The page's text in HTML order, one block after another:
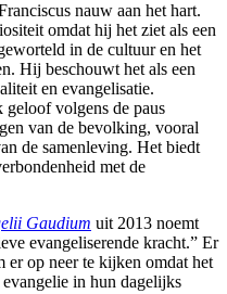
nauw aan het hart.
omdat hij het ziet als een
in de cultuur en het
Hij beschouwt het als een
en evangelisatie.
volgens de paus
van de bevolking, vooral
de samenleving. Het biedt
met de
Gaudium uit 2013 noemt
evangeliserende kracht.” Er
er op neer te kijken omdat het
in hun dagelijks